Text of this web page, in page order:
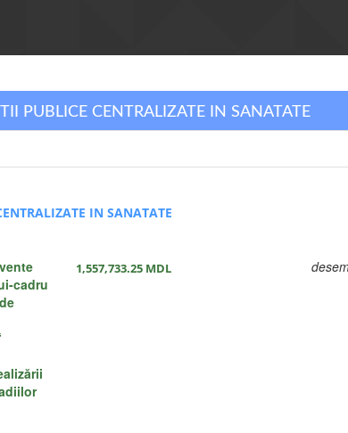
PUBLICE CENTRALIZATE IN SANATATE
IN SANATATE
cadru
1,557,733.25 MDL